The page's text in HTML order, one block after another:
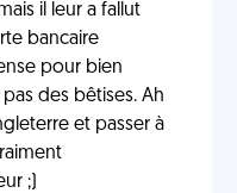
il leur a fallut
bancaire
pour bien
des bêtises. Ah
et passer à
;)